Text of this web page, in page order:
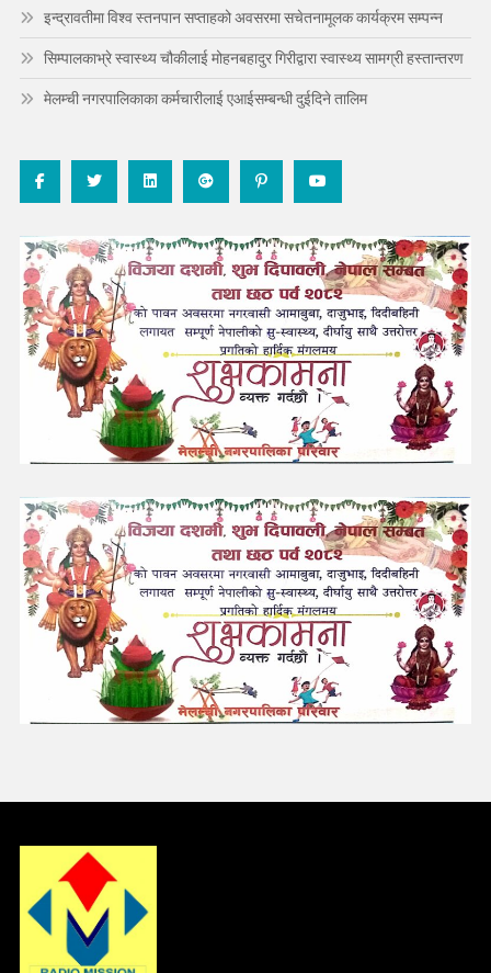
इन्द्रावतीमा विश्व स्तनपान सप्ताहको अवसरमा सचेतनामूलक कार्यक्रम सम्पन्न
सिम्पालकाभ्रे स्वास्थ्य चौकीलाई मोहनबहादुर गिरीद्वारा स्वास्थ्य सामग्री हस्तान्तरण
मेलम्ची नगरपालिकाका कर्मचारीलाई एआईसम्बन्धी दुईदिने तालिम